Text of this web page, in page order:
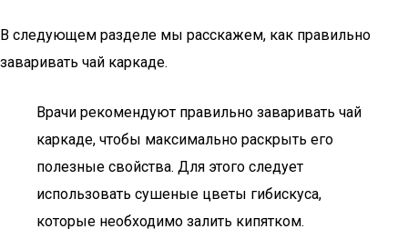
В следующем разделе мы расскажем, как правильно
заваривать чай каркаде.
Врачи рекомендуют правильно заваривать чай
каркаде, чтобы максимально раскрыть его
полезные свойства. Для этого следует
использовать сушеные цветы гибискуса,
которые необходимо залить кипятком.